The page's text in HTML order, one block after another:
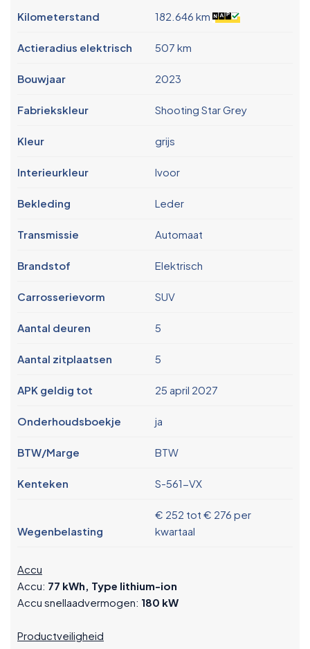
Kilometerstand 182.646 km
Actieradius elektrisch 507 km
Bouwjaar 2023
Fabriekskleur Shooting Star Grey
Kleur grijs
Interieurkleur Ivoor
Bekleding Leder
Transmissie Automaat
Brandstof Elektrisch
Carrosserievorm SUV
Aantal deuren 5
Aantal zitplaatsen 5
APK geldig tot 25 april 2027
Onderhoudsboekje ja
BTW/Marge BTW
Kenteken S-561-VX
Wegenbelasting
€ 252 tot € 276 per
kwartaal
Accu
Accu: 77 kWh, Type lithium-ion
Accu snellaadvermogen: 180 kW
Productveiligheid